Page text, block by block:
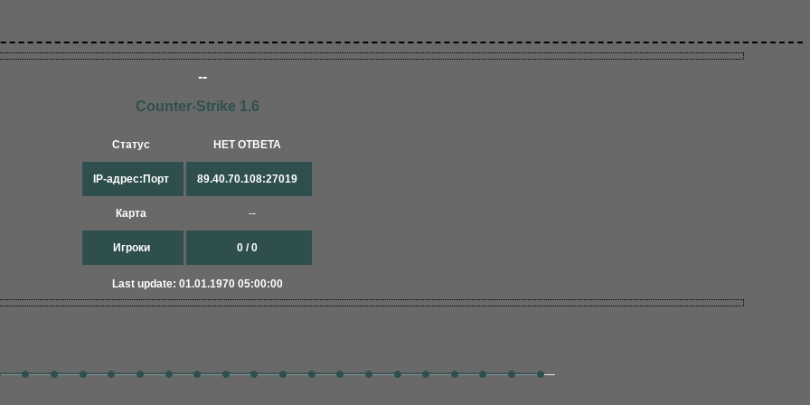
--
Counter-Strike 1.6
Статус
IP-адрес:Порт
Карта
Игроки
НЕТ ОТВЕТА
89.40.70.108:27019
--
0 / 0
Last update: 01.01.1970 05:00:00